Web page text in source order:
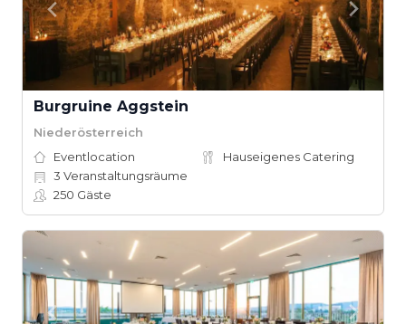
Burgruine Aggstein
Niederösterreich
Eventlocation
Hauseigenes Catering
3 Veranstaltungsräume
250 Gäste